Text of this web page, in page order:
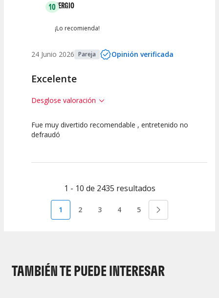
10SERGIO
¡Lo recomienda!
24 Junio 2026 Pareja Opinión verificada
Excelente
Desglose valoración
10 10 10
Fue muy divertido recomendable , entretenido no
defraudó
1 - 10 de 2435 resultados
1 2 3 4 5
TAMBIÉN TE PUEDE INTERESAR